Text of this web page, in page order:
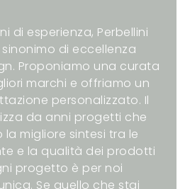
di esperienza, Perbellini
di eccellenza
Proponiamo una curata
marchi e offriamo un
personalizzato. Il
da anni progetti che
migliore sintesi tra le
e la qualità dei prodotti
progetto è per noi
Se quello che stai